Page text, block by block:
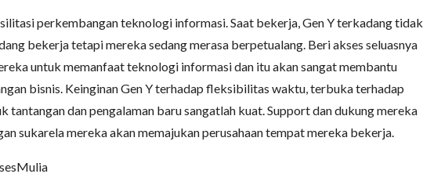
perkembangan teknologi informasi. Saat bekerja, Gen Y terkadang tidak
bekerja tetapi mereka sedang merasa berpetualang. Beri akses seluasnya
untuk memanfaat teknologi informasi dan itu akan sangat membantu
bisnis. Keinginan Gen Y terhadap fleksibilitas waktu, terbuka terhadap
tantangan dan pengalaman baru sangatlah kuat. Support dan dukung mereka
sukarela mereka akan memajukan perusahaan tempat mereka bekerja.